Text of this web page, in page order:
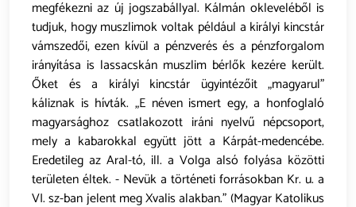
megfékezni az új jogszabállyal. Kálmán okleveléből is
tudjuk, hogy muszlimok voltak például a királyi kincstár
vámszedői, ezen kívül a pénzverés és a pénzforgalom
irányítása is lassacskán muszlim bérlők kezére került.
Őket és a királyi kincstár ügyintézőit „magyarul”
káliznak is hívták. „E néven ismert egy, a honfoglaló
magyarsághoz csatlakozott iráni nyelvű népcsoport,
mely a kabarokkal együtt jött a Kárpát-medencébe.
Eredetileg az Aral-tó, ill. a Volga alsó folyása közötti
területen éltek. - Nevük a történeti forrásokban Kr. u. a
VI. sz-ban jelent meg Xvalis alakban.” (Magyar Katolikus